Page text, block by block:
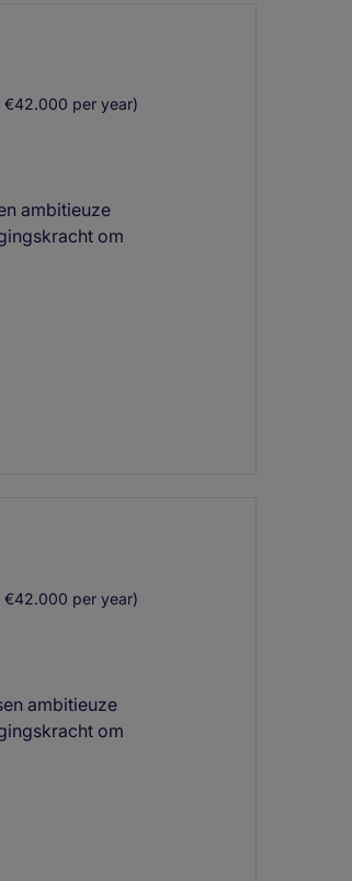
per year)
ambitieuze
om
per year)
ambitieuze
om